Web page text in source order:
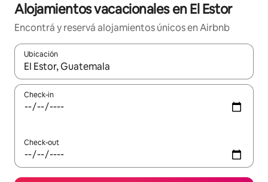
Alojamientos vacacionales en El Estor
Encontrá y reservá alojamientos únicos en Airbnb
Ubicación
Cuando los resultados estén disponibles, navegá con las
Check-in
Check-out